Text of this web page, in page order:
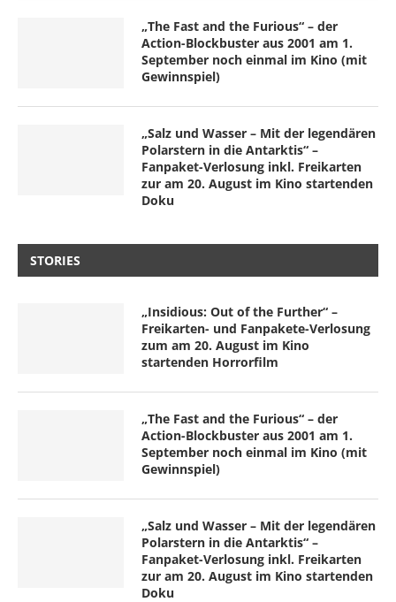
„The Fast and the Furious“ – der
Action-Blockbuster aus 2001 am 1.
September noch einmal im Kino (mit
Gewinnspiel)
„Salz und Wasser – Mit der legendären
Polarstern in die Antarktis“ –
Fanpaket-Verlosung inkl. Freikarten
zur am 20. August im Kino startenden
Doku
STORIES
„Insidious: Out of the Further“ –
Freikarten- und Fanpakete-Verlosung
zum am 20. August im Kino
startenden Horrorfilm
„The Fast and the Furious“ – der
Action-Blockbuster aus 2001 am 1.
September noch einmal im Kino (mit
Gewinnspiel)
„Salz und Wasser – Mit der legendären
Polarstern in die Antarktis“ –
Fanpaket-Verlosung inkl. Freikarten
zur am 20. August im Kino startenden
Doku